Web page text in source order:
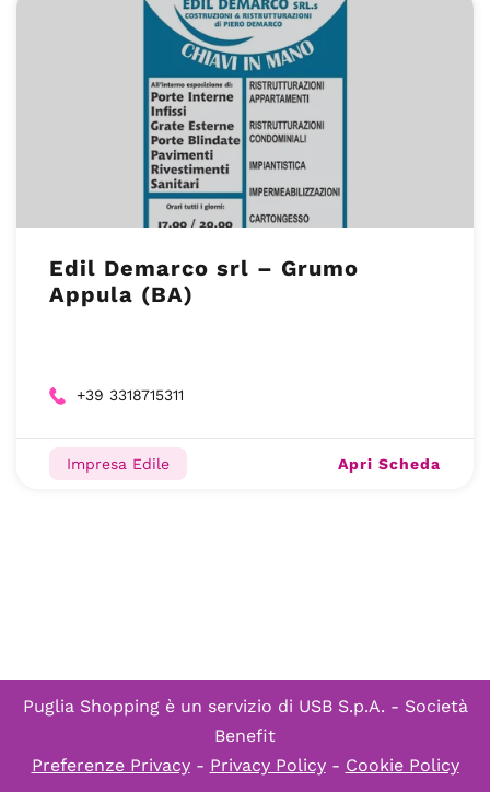
Edil Demarco srl – Grumo
Appula (BA)
+39 3318715311
Impresa Edile Apri Scheda
Puglia Shopping è un servizio di USB S.p.A. - Società
Benefit
Preferenze Privacy- Privacy Policy- Cookie Policy